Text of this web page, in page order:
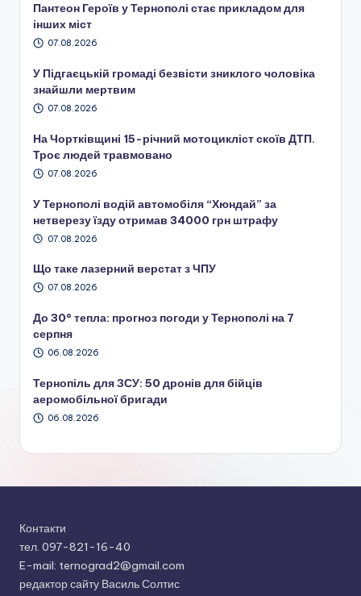
Пантеон Героїв у Тернополі стає прикладом для
інших міст
07.08.2026
У Підгаєцькій громаді безвісти зниклого чоловіка
знайшли мертвим
07.08.2026
На Чортківщині 15-річний мотоцикліст скоїв ДТП.
Троє людей травмовано
07.08.2026
У Тернополі водій автомобіля “Хюндай” за
нетверезу їзду отримав 34000 грн штрафу
07.08.2026
Що таке лазерний верстат з ЧПУ
07.08.2026
До 30° тепла: прогноз погоди у Тернополі на 7
серпня
06.08.2026
Тернопіль для ЗСУ: 50 дронів для бійців
аеромобільної бригади
06.08.2026
Контакти
тел. 097-821-16-40
E-mail: ternograd2@gmail.com
редактор сайту Василь Солтис